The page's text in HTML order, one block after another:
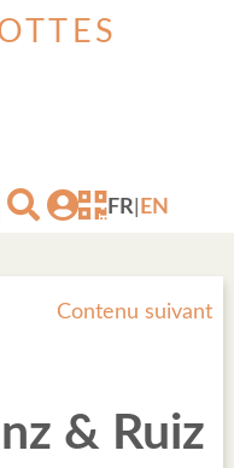
FR EN
Contenu suivant
& Ruiz